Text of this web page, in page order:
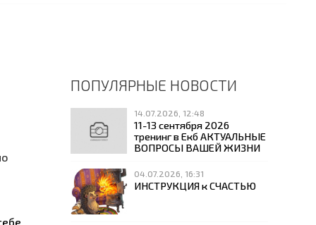
ПОПУЛЯРНЫЕ НОВОСТИ
14.07.2026, 12:48
11-13 сентября 2026
тренинг в Екб АКТУАЛЬНЫЕ
ВОПРОСЫ ВАШЕЙ ЖИЗНИ
04.07.2026, 16:31
ИНСТРУКЦИЯ к СЧАСТЬЮ